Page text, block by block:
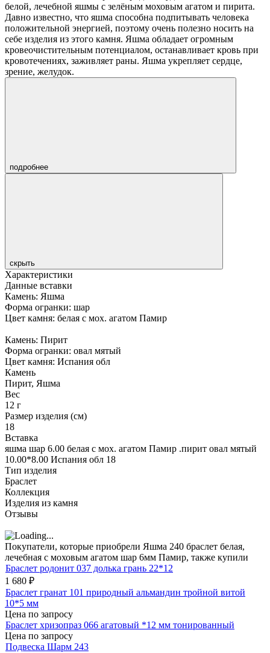
белой, лечебной яшмы с зелёным моховым агатом и пирита.
Давно известно, что яшма способна подпитывать человека
положительной энергией, поэтому очень полезно носить на
себе изделия из этого камня. Яшма обладает огромным
кровеочистительным потенциалом, останавливает кровь при
кровотечениях, заживляет раны. Яшма укрепляет сердце,
зрение, желудок.
подробнее
скрыть
Характеристики
Данные вставки
Камень: Яшма
Форма огранки: шар
Цвет камня: белая с мох. агатом Памир
Камень: Пирит
Форма огранки: овал мятый
Цвет камня: Испания обл
Камень
Пирит, Яшма
Вес
12 г
Размер изделия (см)
18
Вставка
яшма шар 6.00 белая с мох. агатом Памир .пирит овал мятый
10.00*8.00 Испания обл 18
Тип изделия
Браслет
Коллекция
Изделия из камня
Отзывы
Покупатели, которые приобрели Яшма 240 браслет белая,
лечебная с моховым агатом шар 6мм Памир, также купили
Браслет родонит 037 долька грань 22*12
1 680 ₽
Браслет гранат 101 природный альмандин тройной витой
10*5 мм
Цена по запросу
Браслет хризопраз 066 агатовый *12 мм тонированный
Цена по запросу
Подвеска Шарм 243